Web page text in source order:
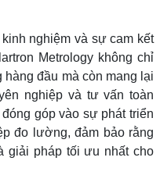
nghiệm và sự cam kết
Metrology không chỉ
đầu mà còn mang lại
nghiệp và tư vấn toàn
góp vào sự phát triển
đo lường, đảm bảo rằng
giải pháp tối ưu nhất cho